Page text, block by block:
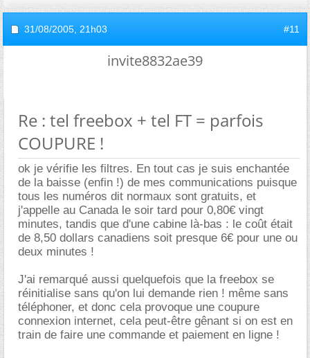
31/08/2005, 21h03 #11
invite8832ae39
Re : tel freebox + tel FT = parfois
COUPURE !
ok je vérifie les filtres. En tout cas je suis enchantée
de la baisse (enfin !) de mes communications puisque
tous les numéros dit normaux sont gratuits, et
j'appelle au Canada le soir tard pour 0,80€ vingt
minutes, tandis que d'une cabine là-bas : le coût était
de 8,50 dollars canadiens soit presque 6€ pour une ou
deux minutes !
J'ai remarqué aussi quelquefois que la freebox se
réinitialise sans qu'on lui demande rien ! même sans
téléphoner, et donc cela provoque une coupure
connexion internet, cela peut-être gênant si on est en
train de faire une commande et paiement en ligne !